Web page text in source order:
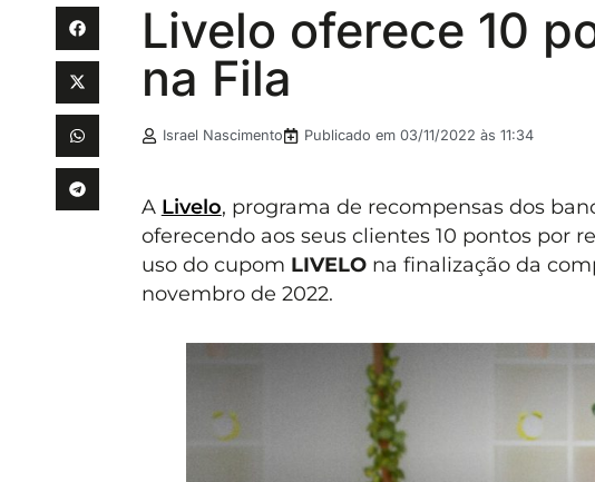
Livelo oferece 10
na Fila
Israel Nascimento Publicado em 03/11/2022 às 11:34
A Livelo, programa de recompensas dos
oferecendo aos seus clientes 10 pontos por
uso do cupom LIVELOna finalização da
novembro de 2022.